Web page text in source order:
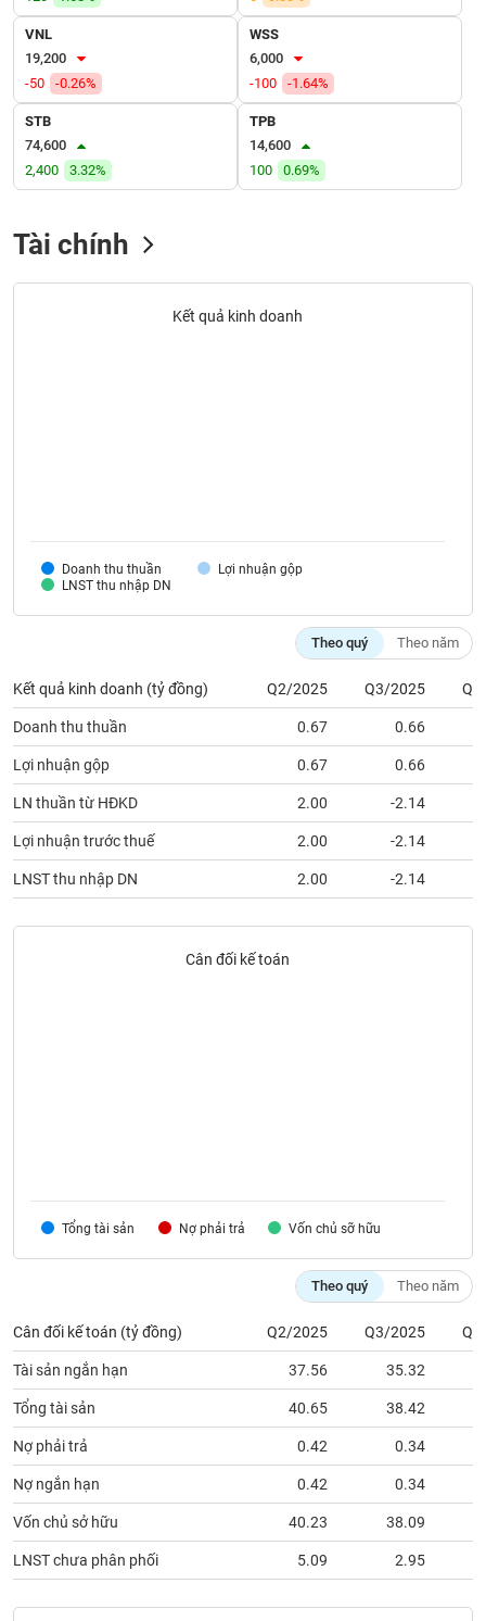
VNL
19,200
-50
-0.26%
WSS
6,000
-100
-1.64%
STB
74,600
2,400
3.32%
TPB
14,600
100
0.69%
Tài chính
Kết quả kinh doanh
Doanh thu thuần
Lợi nhuận gộp
LNST thu nhập DN
Theo quý Theo năm
Kết quả kinh doanh (tỷ đồng) Q2/2025 Q3/2025
Doanh thu thuần 0.67 0.66
Lợi nhuận gộp 0.67 0.66
LN thuần từ HĐKD 2.00 -2.14
Lợi nhuận trước thuế 2.00 -2.14
LNST thu nhập DN 2.00 -2.14
Cân đối kế toán
Tổng tài sản Nợ phải trả Vốn chủ sỡ hữu
Theo quý Theo năm
Cân đối kế toán (tỷ đồng) Q2/2025 Q3/2025
Tài sản ngắn hạn 37.56 35.32
Tổng tài sản 40.65 38.42
Nợ phải trả 0.42 0.34
Nợ ngắn hạn 0.42 0.34
Vốn chủ sở hữu 40.23 38.09
LNST chưa phân phối 5.09 2.95
SÓC
SỨC
KHỎE
CHÍNH
THÔNG
BẤT
ĐỘNG
SẢN
Mã
chứng
tác
giả
(-)
Báo
cáo
phân
tích
(-)
(-)